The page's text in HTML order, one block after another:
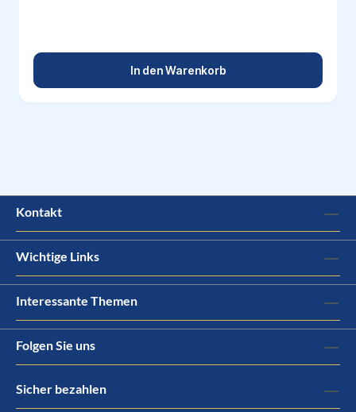
In den Warenkorb
Kontakt
Wichtige Links
Interessante Themen
Folgen Sie uns
Sicher bezahlen